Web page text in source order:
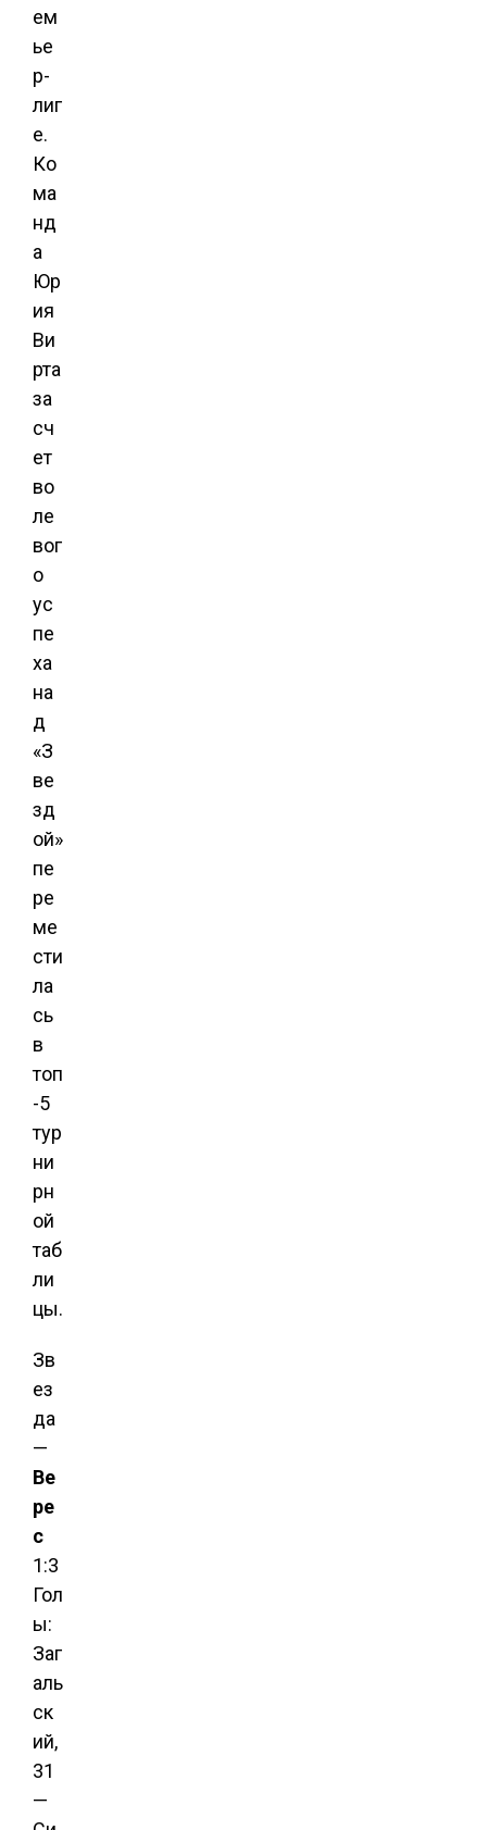
ем
ье
р-
лиг
е.
Ко
ма
нд
а
Юр
ия
Ви
рта
за
сч
ет
во
ле
вог
о
ус
пе
ха
на
д
«З
ве
зд
ой»
пе
ре
ме
сти
ла
сь
в
топ
-5
тур
ни
рн
ой
таб
ли
цы.
Зв
ез
да
—
Ве
ре
с
1:3
Гол
ы:
Заг
аль
ск
ий,
31
—